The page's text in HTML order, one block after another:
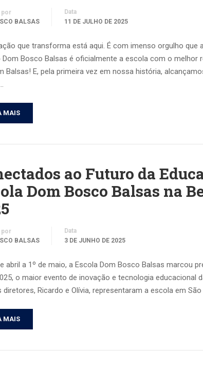
por
BALSAS
Data
11 DE JULHO DE 2025
que transforma está aqui. É com imenso orgulho que
Dom Bosco Balsas é oficialmente a escola com o melhor
Balsas! E, pela primeira vez em nossa história,
MAIS
ao Futuro da
Dom Bosco Balsas na
por
BALSAS
Data
3 DE JUNHO DE 2025
abril a 1º de maio, a Escola Dom Bosco Balsas marcou
o maior evento de inovação e tecnologia educacional
diretores, Ricardo e Olívia, representaram a escola em São
MAIS